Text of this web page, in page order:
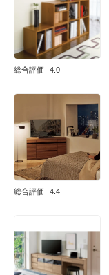
総合評価 4.0
総合評価 4.4